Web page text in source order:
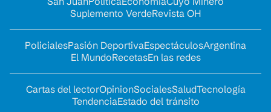
Suplemento VerdeRevista OH
PolicialesPasión DeportivaEspectáculosArgentina
El MundoRecetasEn las redes
Cartas del lectorOpinionSocialesSaludTecnología
TendenciaEstado del tránsito